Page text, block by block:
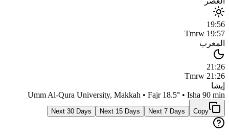
19:56
Tmrw 19:57
المغرب
21:26
Tmrw 21:26
إيشا
Umm Al-Qura University, Makkah • Fajr 18.5° • Isha 90 min
Copy
Next 7 Days
Next 15 Days
Next 30 Days